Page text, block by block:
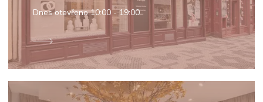
Dnes otevřeno10:00 - 19:00